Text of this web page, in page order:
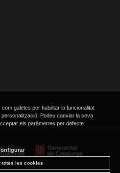
galetes per habilitar la funcionalitat
Podeu canviar la seva
els paràmetres per defecte.
totes les cookies